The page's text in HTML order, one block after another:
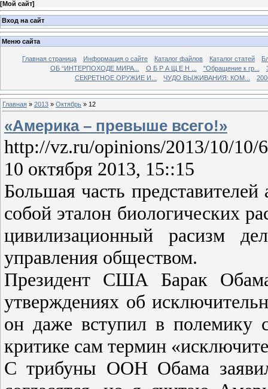
[Мой сайт]
Вход на сайт
Меню сайта
Главная страница Информация о сайте Каталог файлов Каталог статей
ОБ “ИНТЕРПОХОДЕ МИРА...
О Б Р А Щ Е Н ... "Обращение к гр...
СЕКРЕТНОЕ ОРУЖИЕ И...
ЧУДО ВЫЖИВАНИЯ: КОМ...
Главная » 2013 » Октябрь » 12
«Америка – превыше всего!»
http://vz.ru/opinions/2013/10/10/
10 октября 2013, 15::15
Большая часть
собой эталон биологических
цивилизационный расизм
управления обществом.
Президент США Барак
утверждениях об
он даже вступил в
критике сам термин
С трибуны ООН Обама